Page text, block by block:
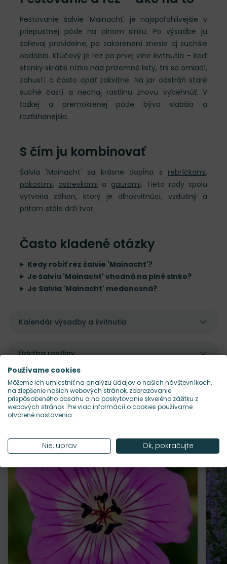
Pestovanie šalvie 'Mainacht' je najspoľahlivejšie v
priepustnej pôde na plnom slnku. Po výsadbe ju
zalievaj pravidelne, po zakorenení znesie aj suchšie
obdobia. Kľúčový je rez po prvej vlne kvitnutia – keď
stonky skrátiš nízko nad prízemné listy, trs sa omladí,
zahustí a často opäť zakvitne. Na jar odstráň staré
suché časti a nechaj rastlinu znovu vybehnúť. V
ťažkej a premokrenej pôde býva slabšia a
rozťahanejšia.
S čím ju kombinovať
Šalvia 'Mainacht' sa krásne dopĺňa s rebríčkami,
pakostmi, ostrevkami a gaurami. Tieto rody spolu
vytvoria záhon, ktorý je dlhokvitnúci, vzdušný a
pritom stále drží tvar.
Často kladené otázky
Kedy robiť rez šalvie 'Mainacht'?
Je šalvia 'Mainacht' vhodná na plné slnko?
Je Salvia 'Mainacht' medonosná?
Kalendár výsadby a kvitnutia
Údržba rastliny
Pekne sa dopĺňajú s
Používame cookies
Môžeme ich umiestniť na analýzu údajov o našich návštevníkoch,
na zlepšenie našich webových stránok, zobrazovanie
prispôsobeného obsahu a na poskytovanie skvelého zážitku z
webových stránok. Pre viac informácií o cookies používame
otvorené nastavenia.
Nie, uprav Ok, pokračujte